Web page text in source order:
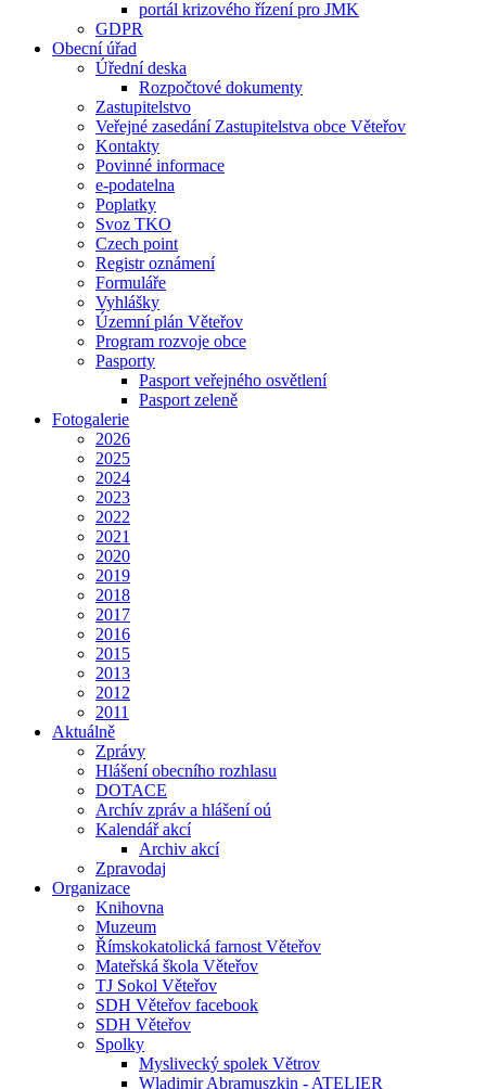
portál krizového řízení pro JMK
GDPR
Obecní úřad
Úřední deska
Rozpočtové dokumenty
Zastupitelstvo
Veřejné zasedání Zastupitelstva obce Věteřov
Kontakty
Povinné informace
e-podatelna
Poplatky
Svoz TKO
Czech point
Registr oznámení
Formuláře
Vyhlášky
Územní plán Věteřov
Program rozvoje obce
Pasporty
Pasport veřejného osvětlení
Pasport zeleně
Fotogalerie
2026
2025
2024
2023
2022
2021
2020
2019
2018
2017
2016
2015
2013
2012
2011
Aktuálně
Zprávy
Hlášení obecního rozhlasu
DOTACE
Archív zpráv a hlášení oú
Kalendář akcí
Archiv akcí
Zpravodaj
Organizace
Knihovna
Muzeum
Římskokatolická farnost Věteřov
Mateřská škola Věteřov
TJ Sokol Věteřov
SDH Věteřov facebook
SDH Věteřov
Spolky
Myslivecký spolek Větrov
Wladimir Abramuszkin - ATELIER